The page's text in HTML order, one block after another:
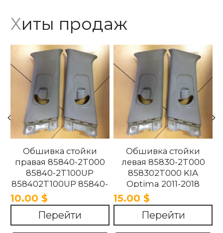
Хиты продаж
Обшивка стойки
правая 85840-2T000
85840-2T100UP
858402T100UP 85840-
2T100UP KIA Optima
2011-2018
10.00 $
Перейти
Обшивка стойки
левая 85830-2T000
858302T000 KIA
Optima 2011-2018
15.00 $
Перейти